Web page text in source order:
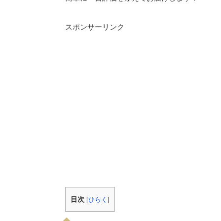
スポンサーリンク
目次 [ひらく ]